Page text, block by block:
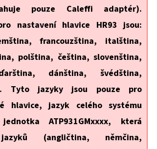
pouze Caleffi adaptér).
nastavení hlavice HR93 jsou:
francouzština, italština,
polština, čeština, slovenština,
dánština, švédština,
Tyto jazyky jsou pouze pro
hlavice, jazyk celého systému
ATP931GMxxxx, která
(angličtina, němčina,